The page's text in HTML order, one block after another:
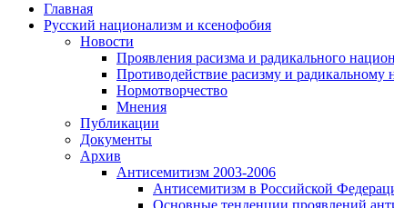
Главная
Русский национализм и ксенофобия
Новости
Проявления расизма и радикального
Противодействие расизму и радикальному
Нормотворчество
Мнения
Публикации
Документы
Архив
Антисемитизм 2003-2006
Антисемитизм в Российской
Основные тенденции проявлений